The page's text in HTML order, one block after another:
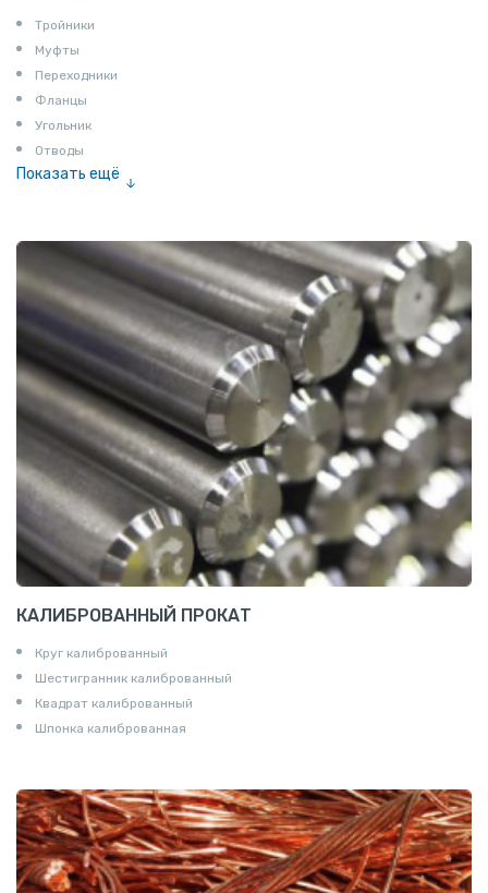
Тройники
Муфты
Переходники
Фланцы
Угольник
Отводы
Показать ещё
Соединение «американка»
Штуцеры
Сгоны
Удлинители для труб
Крестовины
Контргайки
КАЛИБРОВАННЫЙ ПРОКАТ
Круг калиброванный
Шестигранник калиброванный
Квадрат калиброванный
Шпонка калиброванная